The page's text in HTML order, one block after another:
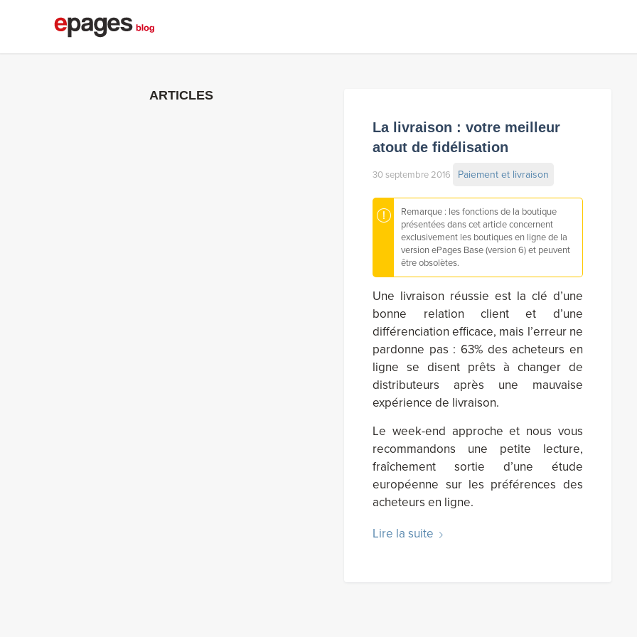
ARTICLES
La livraison : votre meilleur
atout de fidélisation
30 septembre 2016 Paiement et livraison
Remarque : les fonctions de la boutique
présentées dans cet article concernent
exclusivement les boutiques en ligne de la
version ePages Base (version 6) et peuvent
être obsolètes.
Une livraison réussie est la clé d’une
bonne relation client et d’une
différenciation efficace, mais l’erreur ne
pardonne pas : 63% des acheteurs en
ligne se disent prêts à changer de
distributeurs après une mauvaise
expérience de livraison.
Le week-end approche et nous vous
recommandons une petite lecture,
fraîchement sortie d’une étude
européenne sur les préférences des
acheteurs en ligne.
Lire la suite